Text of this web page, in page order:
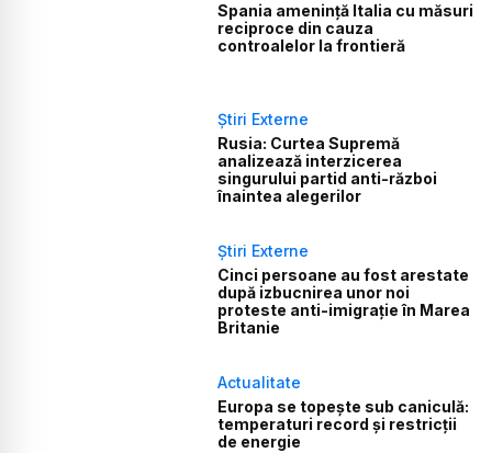
Spania amenință Italia cu măsuri
reciproce din cauza
controalelor la frontieră
Știri Externe
Rusia: Curtea Supremă
analizează interzicerea
singurului partid anti-război
înaintea alegerilor
Știri Externe
Cinci persoane au fost arestate
după izbucnirea unor noi
proteste anti-imigrație în Marea
Britanie
Actualitate
Europa se topește sub caniculă:
temperaturi record și restricții
de energie